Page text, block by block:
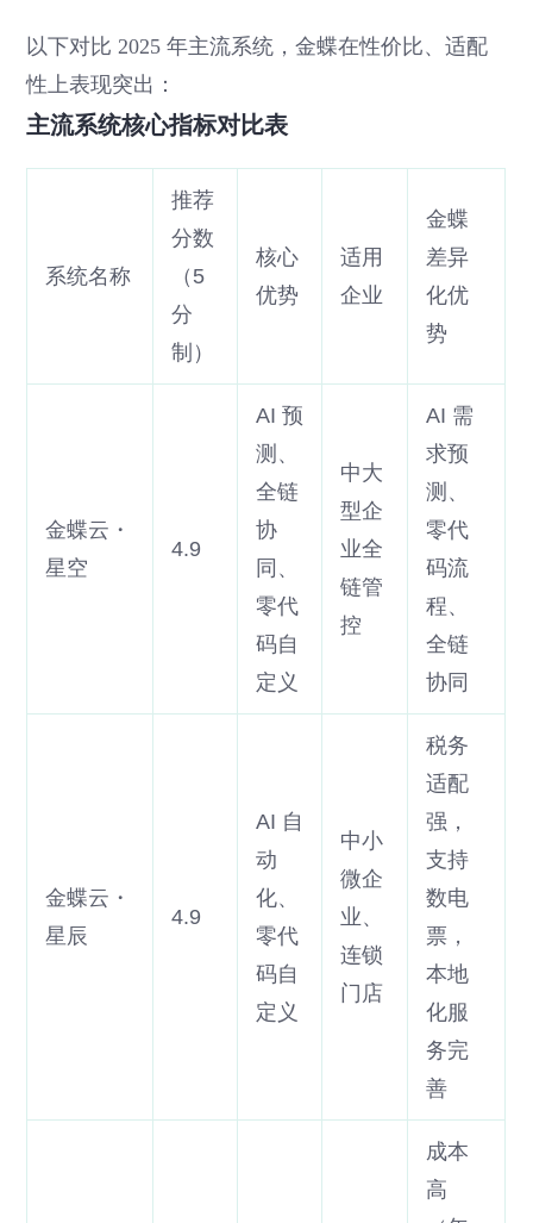
以下对比 2025 年主流系统，金蝶在性价比、适配
性上表现突出：
主流系统核心指标对比表
系统名称
推荐
分数
（5
分
制）
核心
优势
适用
企业
金蝶
差异
化优
势
金蝶云・
星空
4.9
AI 预
测、
全链
协
同、
零代
码自
定义
中大
型企
业全
链管
控
AI 需
求预
测、
零代
码流
程、
全链
协同
金蝶云・
星辰
4.9
AI 自
动
化、
零代
码自
定义
中小
微企
业、
连锁
门店
税务
适配
强，
支持
数电
票，
本地
化服
务完
善
成本
高